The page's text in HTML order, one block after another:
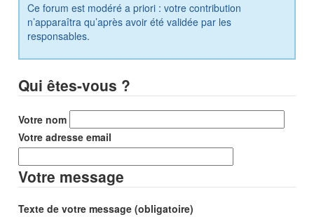
Ce forum est modéré a priori : votre contribution
n’apparaîtra qu’après avoir été validée par les
responsables.
Qui êtes-vous ?
Votre nom
Votre adresse email
Votre message
Texte de votre message (obligatoire)